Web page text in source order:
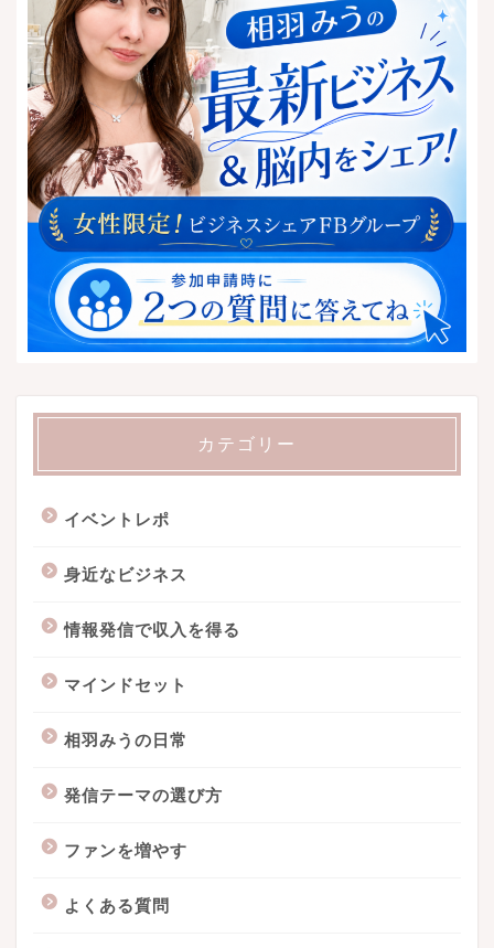
カテゴリー
イベントレポ
身近なビジネス
情報発信で収入を得る
マインドセット
相羽みうの日常
発信テーマの選び方
ファンを増やす
よくある質問